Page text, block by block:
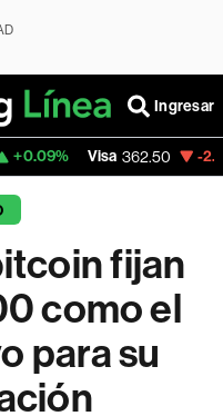
Ingresar
362.50 -2.15%
fijan
como el
para su